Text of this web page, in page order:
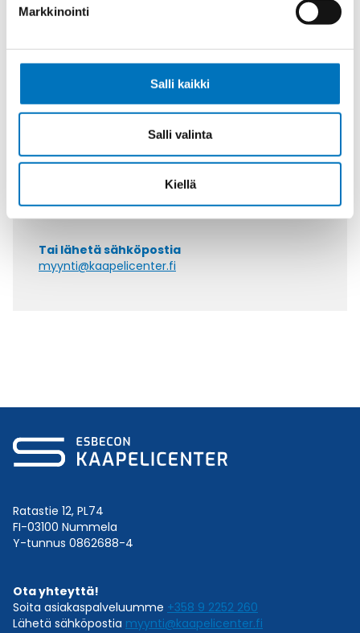
Markkinointi
Salli kaikki
Salli valinta
Kiellä
Kysyttävää?
Anna meidän
+358 9 2252 260
Tai lähetä sähköpostia
myynti@kaapelicenter.fi
Ratastie 12, PL74
FI-03100 Nummela
Y-tunnus 0862688-4
Ota yhteyttä!
Soita asiakaspalveluumme +358 9 2252 260
Lähetä sähköpostia myynti@kaapelicenter.fi